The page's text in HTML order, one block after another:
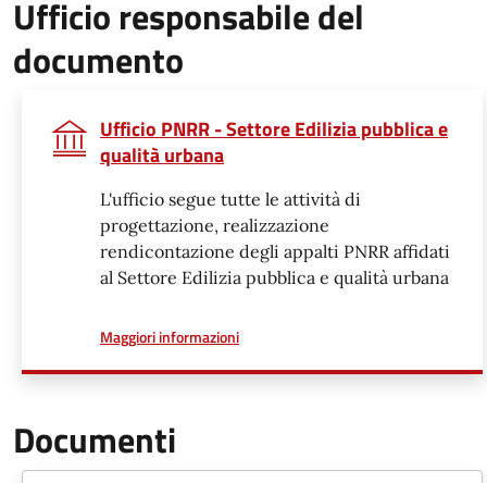
Ufficio responsabile del
documento
Ufficio PNRR - Settore Edilizia pubblica e
qualità urbana
L'ufficio segue tutte le attività di
progettazione, realizzazione
rendicontazione degli appalti PNRR affidati
al Settore Edilizia pubblica e qualità urbana
Maggiori informazionia proposito di
Documenti